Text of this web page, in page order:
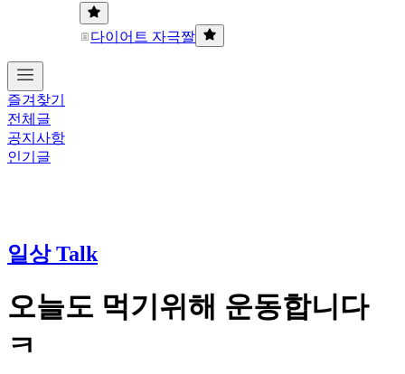
다이어트 자극짤
즐겨찾기
전체글
공지사항
인기글
일상 Talk
오늘도 먹기위해 운동합니다
ㅋ